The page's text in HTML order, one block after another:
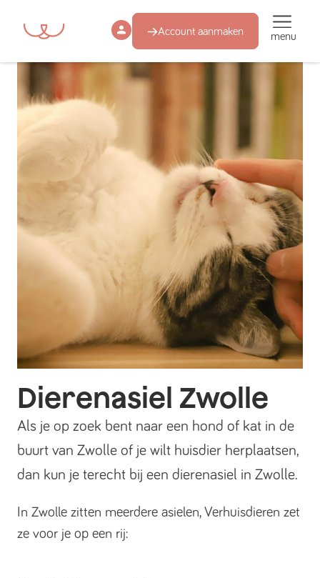
Account aanmaken menu
Dierenasiel Zwolle
Als je op zoek bent naar een hond of kat in de
buurt van Zwolle of je wilt huisdier herplaatsen,
dan kun je terecht bij een dierenasiel in Zwolle.
In Zwolle zitten meerdere asielen, Verhuisdieren zet
ze voor je op een rij: